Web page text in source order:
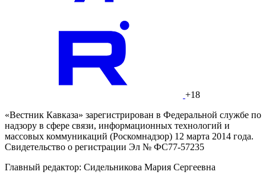
+18
«Вестник Кавказа» зарегистрирован в Федеральной службе по
надзору в сфере связи, информационных технологий и
массовых коммуникаций (Роскомнадзор) 12 марта 2014 года.
Свидетельство о регистрации Эл № ФС77-57235
Главный редактор: Сидельникова Мария Сергеевна